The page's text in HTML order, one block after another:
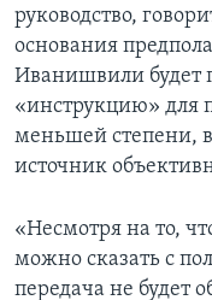
руководство,
основания
Иванишвили будет
«инструкцию» для
меньшей степени,
источник
«Несмотря на то,
можно сказать с
передача не будет